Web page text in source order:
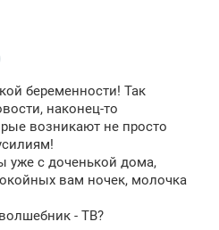
беременности! Так
наконец-то
возникают не просто
уже с доченькой дома,
вам ночек, молочка
- ТВ?